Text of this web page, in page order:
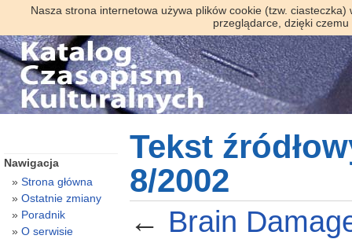
Nasza strona internetowa używa plików cookie (tzw.
przeglądarce, dzięki
Tekst
8/2002
← Brain
Nawigacja
Strona główna
Ostatnie zmiany
Poradnik
O serwisie